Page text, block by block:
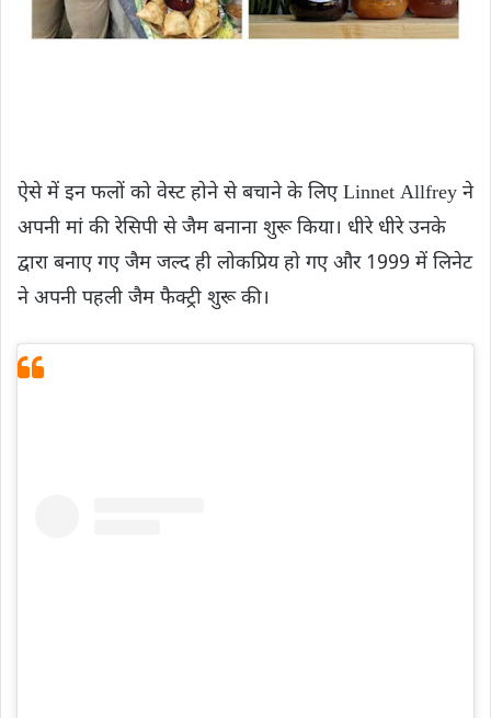
ऐसे में इन फलों को वेस्ट होने से बचाने के लिए Linnet Allfrey ने
अपनी मां की रेसिपी से जैम बनाना शुरू किया। धीरे धीरे उनके
द्वारा बनाए गए जैम जल्द ही लोकप्रिय हो गए और 1999 में लिनेट
ने अपनी पहली जैम फैक्ट्री शुरू की।